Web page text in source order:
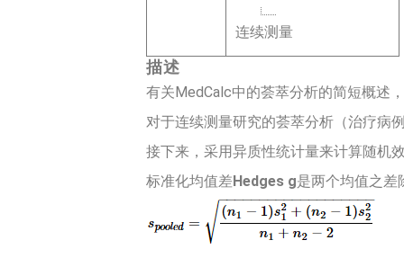
连续测量
描述
有关MedCalc中的荟萃分析的简短概述
对于连续测量研究的荟萃分析（治疗病
接下来，采用异质性统计量来计算随机
标准化均值差Hedges g是两个均值之差